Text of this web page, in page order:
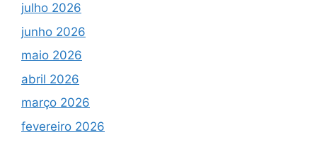
julho 2026
junho 2026
maio 2026
abril 2026
março 2026
fevereiro 2026